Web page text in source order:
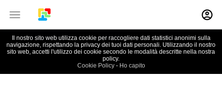
ANM22 Mail|Guida
Il nostro sito web utilizza cookie per raccogliere dati statistici anonimi sulla
navigazione, rispettando la privacy dei tuoi dati personali. Utilizzando il nostro
sito web, accetti l'utilizzo dei cookie secondo le modalità descritte nella nostra
policy.
Cookie Policy- Ho capito